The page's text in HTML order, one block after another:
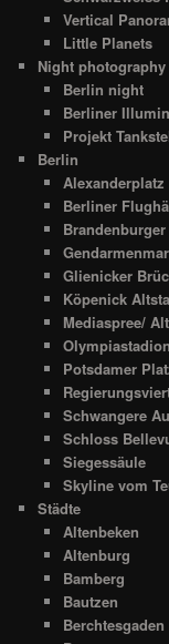
Vertical
Little Planets
Night photography
Berlin night
Berliner
Projekt
Berlin
Alexanderplatz
Berliner
Brandenburger
Glienicker
Köpenick
Mediaspree/
Olympiastadion
Potsdamer
Schwangere
Schloss
Siegessäule
Skyline vom
Städte
Altenbeken
Altenburg
Bamberg
Bautzen
Berchtesgaden